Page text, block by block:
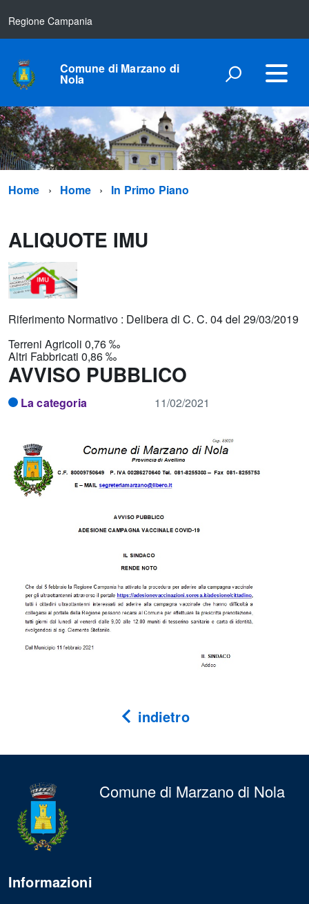
Regione Campania
Comune di Marzano di
Nola
Home Home In Primo Piano
ALIQUOTE IMU
Riferimento Normativo : Delibera di C. C. 04 del 29/03/2019
Terreni Agricoli 0,76 ‰
Altri Fabbricati 0,86 ‰
AVVISO PUBBLICO
La categoria 11/02/2021
indietro
Comune di Marzano di Nola
Informazioni